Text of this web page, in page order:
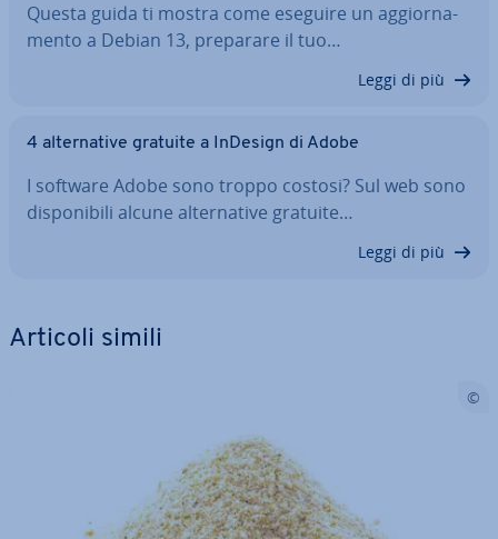
Questa guida ti mostra come eseguire un ag­gior­na­
men­to a Debian 13, preparare il tuo…
Leggi di più
4 al­ter­na­ti­ve gratuite a InDesign di Adobe
I software Adobe sono troppo costosi? Sul web sono
di­spo­ni­bi­li alcune al­ter­na­ti­ve gratuite…
Leggi di più
Articoli simili